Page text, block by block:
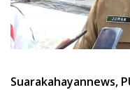
Suarakahayannews,